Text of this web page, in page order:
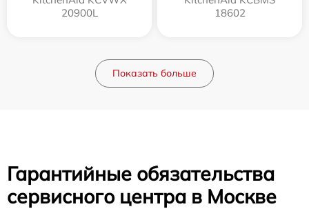
20900L
18602
Показать больше
Гарантийные обязательства
сервисного центра в Москве